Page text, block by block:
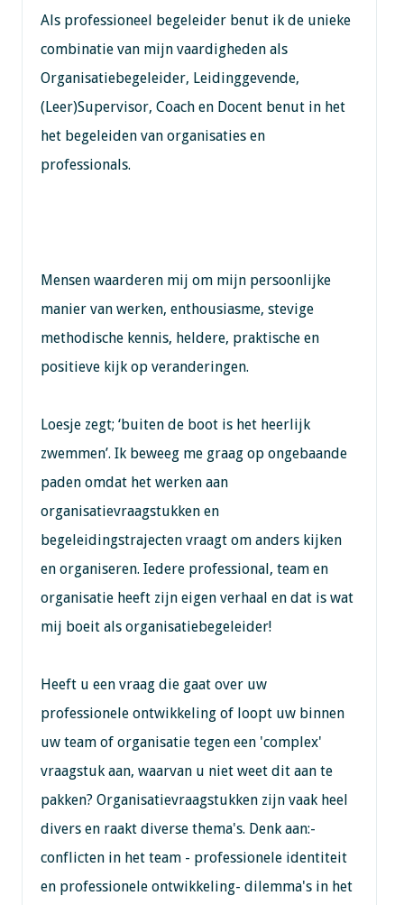
Als professioneel begeleider benut ik de unieke
combinatie van mijn vaardigheden als
Organisatiebegeleider, Leidinggevende,
(Leer)Supervisor, Coach en Docent benut in het
het begeleiden van organisaties en
professionals.
Mensen waarderen mij om mijn persoonlijke
manier van werken, enthousiasme, stevige
methodische kennis, heldere, praktische en
positieve kijk op veranderingen.
Loesje zegt; ‘buiten de boot is het heerlijk
zwemmen’. Ik beweeg me graag op ongebaande
paden omdat het werken aan
organisatievraagstukken en
begeleidingstrajecten vraagt om anders kijken
en organiseren. Iedere professional, team en
organisatie heeft zijn eigen verhaal en dat is wat
mij boeit als organisatiebegeleider!
Heeft u een vraag die gaat over uw
professionele ontwikkeling of loopt uw binnen
uw team of organisatie tegen een 'complex'
vraagstuk aan, waarvan u niet weet dit aan te
pakken? Organisatievraagstukken zijn vaak heel
divers en raakt diverse thema's. Denk aan:-
conflicten in het team - professionele identiteit
en professionele ontwikkeling- dilemma's in het